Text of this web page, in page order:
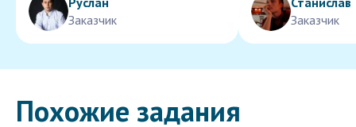
Заказчик
Заказчик
Похожие задания